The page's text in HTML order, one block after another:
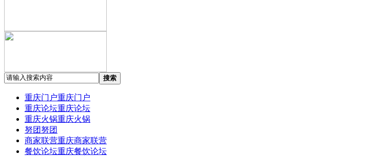
搜索
重庆门户重庆门户
重庆论坛重庆论坛
重庆火锅重庆火锅
努团努团
商家联营重庆商家联营
餐饮论坛重庆餐饮论坛